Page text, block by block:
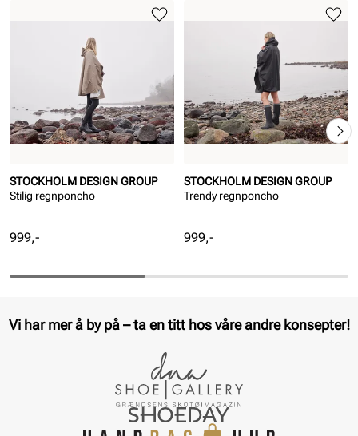
STOCKHOLM DESIGN GROUP
Stilig regnponcho
Pris
999,-
STOCKHOLM DESIGN GROUP
Trendy regnponcho
Pris
999,-
Vi har mer å by på – ta en titt hos våre andre konsepter!